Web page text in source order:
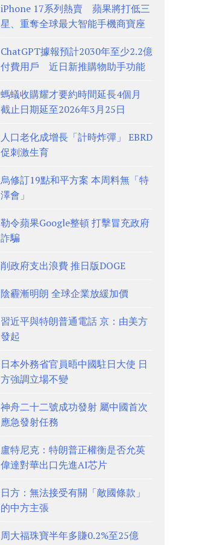
iPhone 17系列熱賣 蘋果將打低三
星、重奪全球最大智能手機商寶座
ChatGPT據報預計2030年至少2.2億
付費用戶 近日新推購物助手功能
螞蟻收購耀才要約時間延長4個月
截止日期延至2026年3月25日
人口老化成增長「計時炸彈」 EBRD
促刺激生育
烏修訂19點和平方案 本周料無「特
澤會」
勒令蘋果Google整頓 打擊冒充政府
詐騙
削政府支出浪費 推日版DOGE
陰霾漸明朗 全球企業放緩加價
習近平與特朗普通電話 京：由美方
發起
日本外務省官員晤中國駐日大使 日
方強調立場不變
神舟二十二號成功發射 屬中國首次
應急發射任務
盧特尼克：特朗普正權衡是否允英
偉達對華出口先進AI芯片
日方：無法接受有關「敵國條款」
的中方主張
周大福珠寶半年多賺0.2%至25億